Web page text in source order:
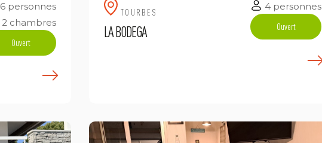
6 personnes
2 chambres
Ouvert
TOURBES
LA BODEGA
4 personnes
Ouvert